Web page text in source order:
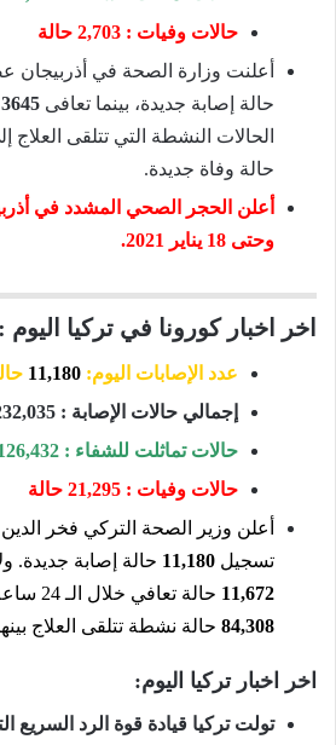
حالات وفيات :
أعلنت وزارة الصحة في أذربيجان
حالة إصابة جديدة، بينما تعافى 3645
الحالات النشطة التي تتلقى العلاج
حالة وفاة جديدة.
وحتى 18 يناير 2021.
اخر اخبار كورونا في تركيا اليوم :
عدد الإصابات اليوم: 11,180
إجمالي حالات الإصابة : 2,232,035 حالة
حالات تماثلت للشفاء : 2,126,432 حالة
حالات وفيات : 21,295 حالة
أعلن وزير الصحة التركي فخر
تسجيل 11,180 حالة إصابة جديدة.
11,672 حالة تعافي خلال الـ 24 ساعة الماضية. وتبقى
84,308 حالة نشطة تتلقى العلاج
اخر اخبار تركيا اليوم:
تولت تركيا قيادة قوة الرد السريع